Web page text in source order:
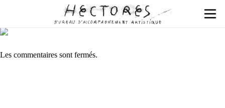
Les commentaires sont fermés.